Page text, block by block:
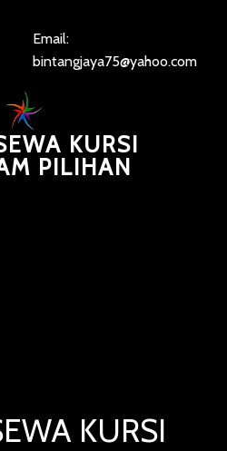
Email:
bintangjaya75@yahoo.com
KURSI
PILIHAN
KURSI